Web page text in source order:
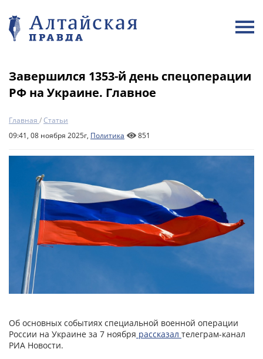
Завершился 1353-й день спецоперации
РФ на Украине. Главное
Главная /Статьи
09:41, 08 ноября 2025г, Политика 851
Об основных событиях специальной военной операции
России на Украине за 7 ноября рассказал телеграм-канал
РИА Новости.